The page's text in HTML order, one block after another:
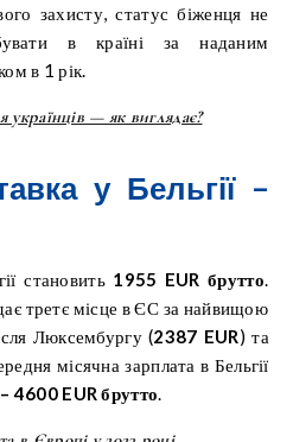
захисту, статус біженця не
в країні за наданим
в 1 рік.
українців — як виглядає?
у Бельгії –
становить 1955 EUR брутто.
третє місце в ЄС за найвищою
Люксембургу (2387 EUR) та
місячна зарплата в Бельгії
4600 EUR брутто.